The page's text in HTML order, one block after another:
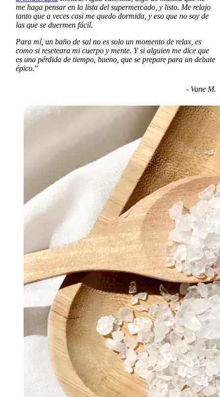
me haga pensar en la lista del supermercado, y listo. Me relajo
tanto que a veces casi me quedo dormida, y eso que no soy de
las que se duermen fácil.
Para mí, un baño de sal no es solo un momento de relax, es
como si reseteara mi cuerpo y mente. Y si alguien me dice que
es una pérdida de tiempo, bueno, que se prepare para un debate
épico."
- Vane M.